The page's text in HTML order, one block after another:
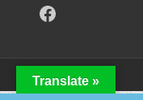
Translate »